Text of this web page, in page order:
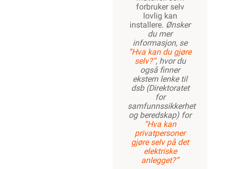
forbruker selv
lovlig kan
installere. Ønsker
du mer
informasjon, se
”Hva kan du gjøre
selv?”, hvor du
også finner
ekstern lenke til
dsb (Direktoratet
for
samfunnssikkerhet
og beredskap) for
“Hva kan
privatpersoner
gjøre selv på det
elektriske
anlegget?”